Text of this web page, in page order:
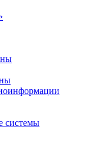
системы